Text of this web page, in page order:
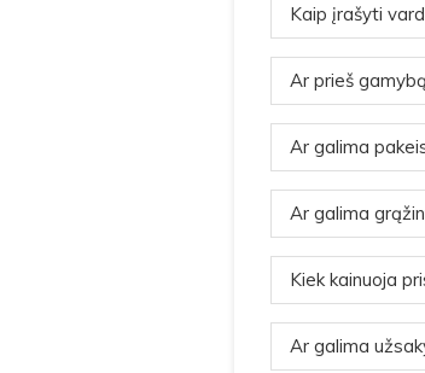
Kaip įrašyti
Ar prieš
Ar galima
Ar galima
Kiek kainuoja
Ar galima